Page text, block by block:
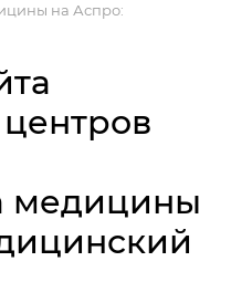
на Аспро:
медицины